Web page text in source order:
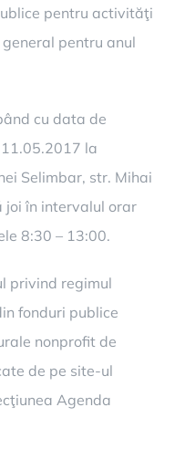
pentru activităţi
pentru anul
cu data de
la
Selimbar, str. Mihai
joi în intervalul orar
8:30 – 13:00.
privind regimul
fonduri publice
nonprofit de
de pe site-ul
Agenda